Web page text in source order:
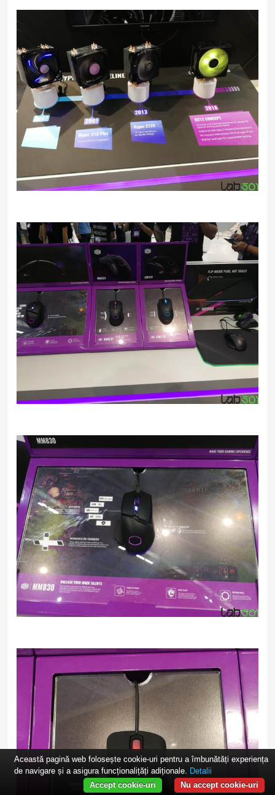
Această pagină web folosește cookie-uri pentru a îmbunătăți experiența
de navigare și a asigura funcționalițăți adiționale. Detalii
Nu accept cookie-uri
Accept cookie-uri